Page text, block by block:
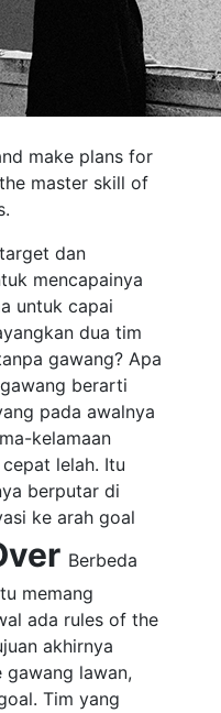
make plans for
master skill of
dan
mencapainya
untuk capai
dua tim
gawang? Apa
berarti
pada awalnya
kelamaan
lelah. Itu
berputar di
ke arah goal
Berbeda
memang
ada rules of the
akhirnya
gawang lawan,
Tim yang